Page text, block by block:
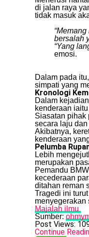
di jalan raya
tidak masuk
bersalah
“Yang
emosi.
​Dalam pada
simpati yang
Kronologi
​Dalam
kenderaan
​Siasatan pihak
secara laju dan
​Akibatnya,
kenderaan
Pelumba
​Lebih
merupakan
​Pemandu
kecederaan
ditahan reman
​Tragedi ini
menyegerakan
Majalah ilmu
Sumber:
Post Views:
Continue